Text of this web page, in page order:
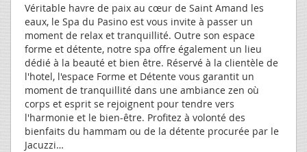
Véritable havre de paix au cœur de Saint Amand les
eaux, le Spa du Pasino est vous invite à passer un
moment de relax et tranquillité. Outre son espace
forme et détente, notre spa offre également un lieu
dédié à la beauté et bien être. Réservé à la clientèle de
l'hotel, l'espace Forme et Détente vous garantit un
moment de tranquillité dans une ambiance zen où
corps et esprit se rejoignent pour tendre vers
l'harmonie et le bien-être. Profitez à volonté des
bienfaits du hammam ou de la détente procurée par le
Jacuzzi…